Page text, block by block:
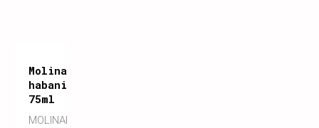
Molinard
habanita
75ml
MOLINARD